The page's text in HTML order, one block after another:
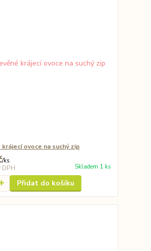
krájecí ovoce na suchý zip
/ks
DPH Skladem 1 ks
Přidat do košíku